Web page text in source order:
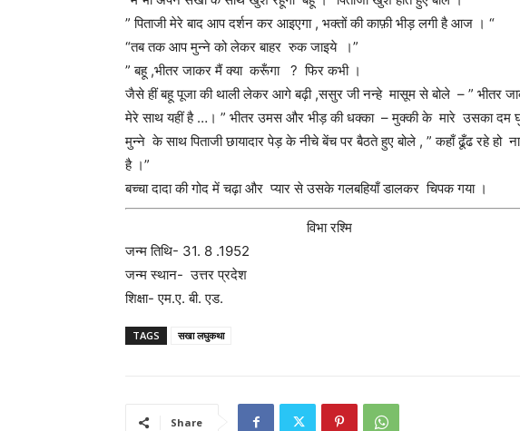
” पिताजी मेरे बाद आप दर्शन कर आइएगा , भक्तों की काफ़ी भीड़ लगी है आज । “
“तब तक आप मुन्ने को लेकर बाहर रुक जाइये ।”
” बहू ,भीतर जाकर मैं क्या करूँगा ? फिर कभी ।
जैसे हीं बहू पूजा की थाली लेकर आगे बढ़ी ,ससुर जी नन्हे मासूम से बोले – ” भीतर
मेरे साथ यहीं है …। ” भीतर उमस और भीड़ की धक्का – मुक्की के मारे उसका दम
मुन्ने के साथ पिताजी छायादार पेड़ के नीचे बेंच पर बैठते हुए बोले , ” कहाँ ढूँढ रहे हो
है ।”
बच्चा दादा की गोद में चढ़ा और प्यार से उसके गलबहियाँ डालकर चिपक गया ।
विभा रश्मि
जन्म तिथि- 31. 8 .1952
जन्म स्थान- उत्तर प्रदेश
शिक्षा- एम.ए. बी. एड.
TAGS सखा लघुकथा
Share